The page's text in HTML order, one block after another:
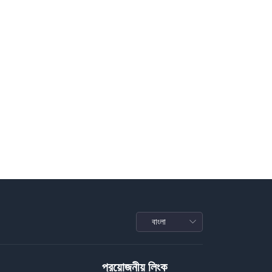
প্রয়োজনীয় লিংক